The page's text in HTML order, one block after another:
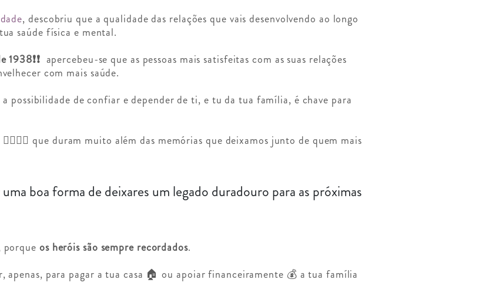
, descobriu que a qualidade das relações que vais desenvolvendo ao longo
saúde física e mental.
1938❗❗ apercebeu-se que as pessoas mais satisfeitas com as suas relações
com mais saúde.
possibilidade de confiar e depender de ti, e tu da tua família, é chave para
que duram muito além das memórias que deixamos junto de quem mais
boa forma de deixares um legado duradouro para as próximas
porque os heróis são sempre recordados.
apenas, para pagar a tua casa 🏠 ou apoiar financeiramente 💰 a tua família